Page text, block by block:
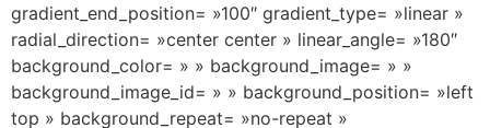
gradient_end_position= »100″ gradient_type= »linear »
radial_direction= »center center » linear_angle= »180″
background_color= » » background_image= » »
background_image_id= » » background_position= »left
top » background_repeat= »no-repeat »